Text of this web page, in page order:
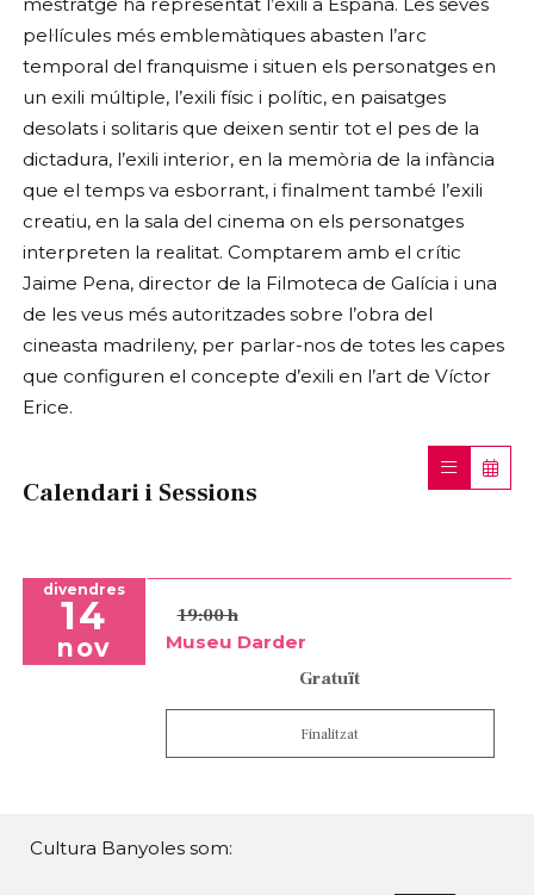
pel·lícules més emblemàtiques abasten l’arc
temporal del franquisme i situen els personatges en
un exili múltiple, l’exili físic i polític, en paisatges
desolats i solitaris que deixen sentir tot el pes de la
dictadura, l’exili interior, en la memòria de la infància
que el temps va esborrant, i finalment també l’exili
creatiu, en la sala del cinema on els personatges
interpreten la realitat. Comptarem amb el crític
Jaime Pena, director de la Filmoteca de Galícia i una
de les veus més autoritzades sobre l’obra del
cineasta madrileny, per parlar-nos de totes les capes
que configuren el concepte d’exili en l’art de Víctor
Erice.
Calendari i Sessions
divendres
14
nov
19:00 h
Museu Darder
Gratuït
Finalitzat
Cultura Banyoles som: